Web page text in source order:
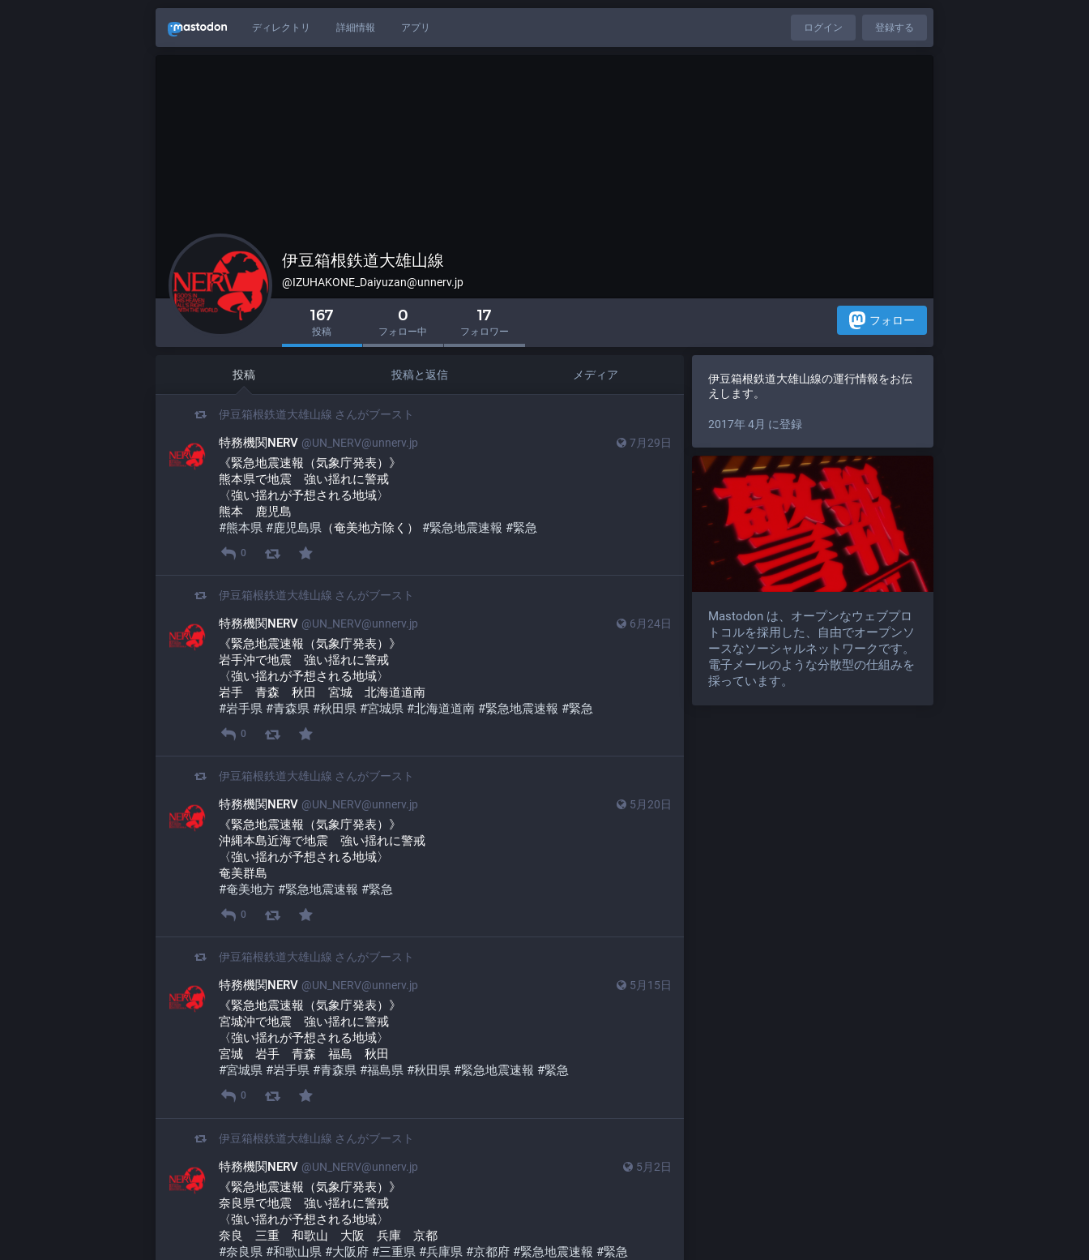
ディレクトリ 詳細情報 アプリ ログイン 登録する
伊豆箱根鉄道大雄山線
@IZUHAKONE_Daiyuzan@unnerv.jp
167
投稿
0
フォロー中
17
フォロワー
フォロー
投稿 投稿と返信 メディア
伊豆箱根鉄道大雄山線 さんがブースト
7月29日
特務機関NERV @UN_NERV@unnerv.jp
《緊急地震速報（気象庁発表）》
熊本県で地震　強い揺れに警戒
〈強い揺れが予想される地域〉
熊本　鹿児島
#熊本県 #鹿児島県 （奄美地方除く） #緊急地震速報 #緊急
0
伊豆箱根鉄道大雄山線 さんがブースト
6月24日
特務機関NERV @UN_NERV@unnerv.jp
《緊急地震速報（気象庁発表）》
岩手沖で地震　強い揺れに警戒
〈強い揺れが予想される地域〉
岩手　青森　秋田　宮城　北海道道南
#岩手県 #青森県 #秋田県 #宮城県 #北海道道南 #緊急地震速報 #緊急
0
伊豆箱根鉄道大雄山線 さんがブースト
5月20日
特務機関NERV @UN_NERV@unnerv.jp
《緊急地震速報（気象庁発表）》
沖縄本島近海で地震　強い揺れに警戒
〈強い揺れが予想される地域〉
奄美群島
#奄美地方 #緊急地震速報 #緊急
0
伊豆箱根鉄道大雄山線 さんがブースト
5月15日
特務機関NERV @UN_NERV@unnerv.jp
《緊急地震速報（気象庁発表）》
宮城沖で地震　強い揺れに警戒
〈強い揺れが予想される地域〉
宮城　岩手　青森　福島　秋田
#宮城県 #岩手県 #青森県 #福島県 #秋田県 #緊急地震速報 #緊急
0
伊豆箱根鉄道大雄山線 さんがブースト
5月2日
特務機関NERV @UN_NERV@unnerv.jp
《緊急地震速報（気象庁発表）》
奈良県で地震　強い揺れに警戒
〈強い揺れが予想される地域〉
奈良　三重　和歌山　大阪　兵庫　京都
#奈良県 #和歌山県 #大阪府 #三重県 #兵庫県 #京都府 #緊急地震速報 #緊急
伊豆箱根鉄道大雄山線の運行情報をお伝
えします。
2017年 4月 に登録
Mastodon は、オープンなウェブプロ
トコルを採用した、自由でオープンソ
ースなソーシャルネットワークです。
電子メールのような分散型の仕組みを
採っています。